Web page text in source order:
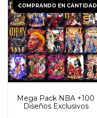
COMPRANDO EN CANTIDAD
Mega Pack NBA +100
Diseños Exclusivos